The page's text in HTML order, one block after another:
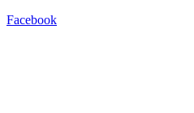
Facebook